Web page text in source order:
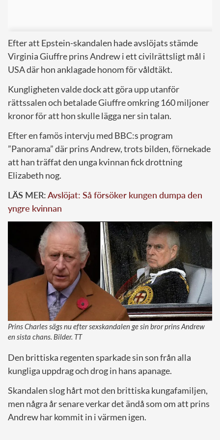
Efter att Epstein-skandalen hade avslöjats stämde
Virginia Giuffre prins Andrew i ett civilrättsligt mål i
USA där hon anklagade honom för våldtäkt.
Kungligheten valde dock att göra upp utanför
rättssalen och betalade Giuffre omkring 160 miljoner
kronor för att hon skulle lägga ner sin talan.
Efter en famös intervju med BBC:s program
”Panorama” där prins Andrew, trots bilden, förnekade
att han träffat den unga kvinnan fick drottning
Elizabeth nog.
LÄS MER:Avslöjat: Så försöker kungen dumpa den
yngre kvinnan
Prins Charles sägs nu efter sexskandalen ge sin bror prins Andrew
en sista chans. Bilder. TT
Den brittiska regenten sparkade sin son från alla
kungliga uppdrag och drog in hans apanage.
Skandalen slog hårt mot den brittiska kungafamiljen,
men några år senare verkar det ändå som om att prins
Andrew har kommit in i värmen igen.